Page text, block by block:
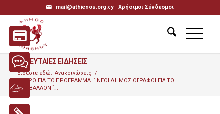
mail@athienou.org.cy | Χρήσιμοι Σύνδεσμοι
ΤΕΛΕΥΤΑΙΕΣ ΕΙΔΗΣΕΙΣ
Είσαστε εδώ: Ανακοινώσεις /
ΑΡΘΡΟ ΓΙΑ ΤΟ ΠΡΟΓΡΑΜΜΑ ΄΄ ΝΕΟΙ ΔΗΜΟΣΙΟΓΡΑΦΟΙ ΓΙΑ ΤΟ
ΠΕΡΙΒΑΛΛΟΝ΄΄...